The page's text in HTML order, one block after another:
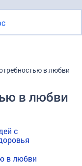
в любви
в любви
с